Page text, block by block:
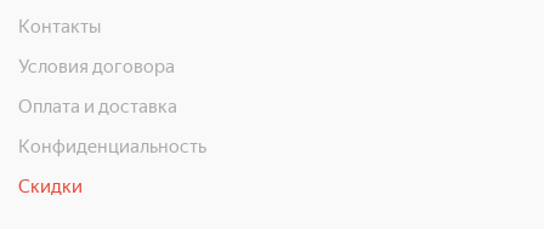
Контакты
Условия договора
Оплата и доставка
Конфиденциальность
Скидки